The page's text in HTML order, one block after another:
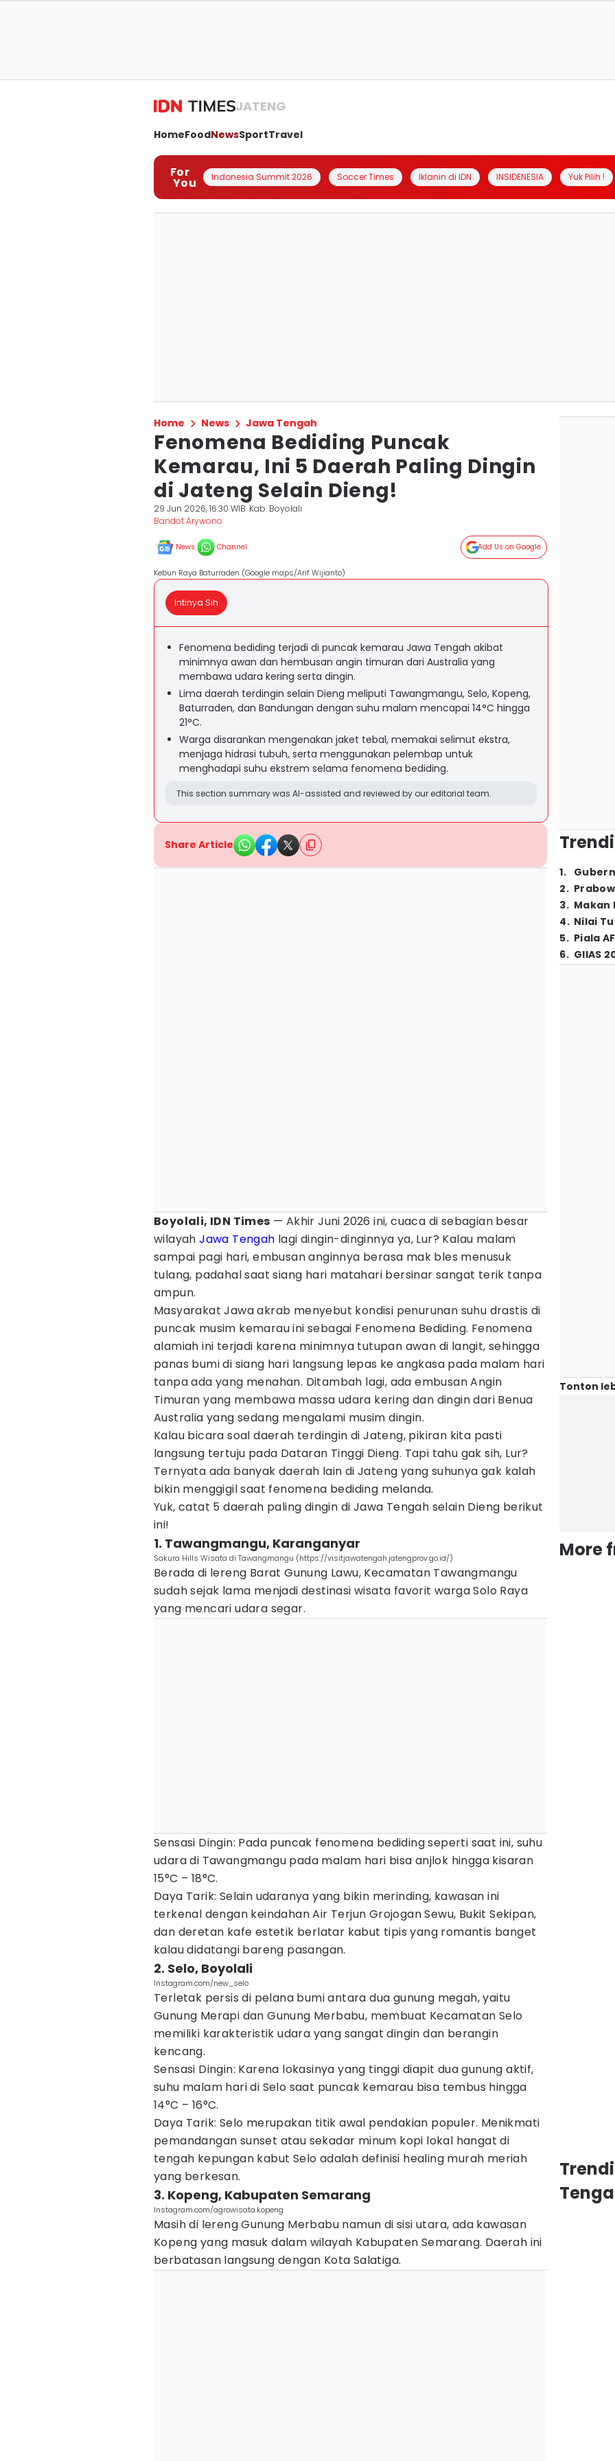
JATENG
HomeFoodNewsSportTravel
For
You Indonesia Summit 2026 Soccer Times Iklanin di IDN INSIDENESIA Yuk Pilih !
Home News Jawa Tengah
Fenomena Bediding Puncak
Kemarau, Ini 5 Daerah Paling Dingin
di Jateng Selain Dieng!
29 Jun 2026, 16:30 WIB Kab. Boyolali
Bandot Arywono
News Channel Add Us on Google
Kebun Raya Baturraden (Google maps/Arif Wijianto)
Intinya Sih
Fenomena bediding terjadi di puncak kemarau Jawa Tengah akibat
minimnya awan dan hembusan angin timuran dari Australia yang
membawa udara kering serta dingin.
Lima daerah terdingin selain Dieng meliputi Tawangmangu, Selo, Kopeng,
Baturraden, dan Bandungan dengan suhu malam mencapai 14°C hingga
21°C.
Warga disarankan mengenakan jaket tebal, memakai selimut ekstra,
menjaga hidrasi tubuh, serta menggunakan pelembap untuk
menghadapi suhu ekstrem selama fenomena bediding.
This section summary was AI-assisted and reviewed by our editorial team.
Share Article
Boyolali, IDN Times — Akhir Juni 2026 ini, cuaca di sebagian besar
wilayahJawa Tengah lagi dingin-dinginnya ya, Lur? Kalau malam
sampai pagi hari, embusan anginnya berasa mak bles menusuk
tulang, padahal saat siang hari matahari bersinar sangat terik tanpa
ampun.
Masyarakat Jawa akrab menyebut kondisi penurunan suhu drastis di
puncak musim kemarau ini sebagai Fenomena Bediding. Fenomena
alamiah ini terjadi karena minimnya tutupan awan di langit, sehingga
panas bumi di siang hari langsung lepas ke angkasa pada malam hari
tanpa ada yang menahan. Ditambah lagi, ada embusan Angin
Timuran yang membawa massa udara kering dan dingin dari Benua
Australia yang sedang mengalami musim dingin.
Kalau bicara soal daerah terdingin di Jateng, pikiran kita pasti
langsung tertuju pada Dataran Tinggi Dieng. Tapi tahu gak sih, Lur?
Ternyata ada banyak daerah lain di Jateng yang suhunya gak kalah
bikin menggigil saat fenomena bediding melanda.
Yuk, catat 5 daerah paling dingin di Jawa Tengah selain Dieng berikut
ini!
1. Tawangmangu, Karanganyar
Sakura Hills Wisata di Tawangmangu (https://visitjawatengah.jatengprov.go.id/)
Berada di lereng Barat Gunung Lawu, Kecamatan Tawangmangu
sudah sejak lama menjadi destinasi wisata favorit warga Solo Raya
yang mencari udara segar.
Sensasi Dingin: Pada puncak fenomena bediding seperti saat ini, suhu
udara di Tawangmangu pada malam hari bisa anjlok hingga kisaran
15°C – 18°C.
Daya Tarik: Selain udaranya yang bikin merinding, kawasan ini
terkenal dengan keindahan Air Terjun Grojogan Sewu, Bukit Sekipan,
dan deretan kafe estetik berlatar kabut tipis yang romantis banget
kalau didatangi bareng pasangan.
2. Selo, Boyolali
Instagram.com/new_selo
Terletak persis di pelana bumi antara dua gunung megah, yaitu
Gunung Merapi dan Gunung Merbabu, membuat Kecamatan Selo
memiliki karakteristik udara yang sangat dingin dan berangin
kencang.
Sensasi Dingin: Karena lokasinya yang tinggi diapit dua gunung aktif,
suhu malam hari di Selo saat puncak kemarau bisa tembus hingga
14°C – 16°C.
Daya Tarik: Selo merupakan titik awal pendakian populer. Menikmati
pemandangan sunset atau sekadar minum kopi lokal hangat di
tengah kepungan kabut Selo adalah definisi healing murah meriah
yang berkesan.
3. Kopeng, Kabupaten Semarang
Instagram.com/agrowisata.kopeng
Masih di lereng Gunung Merbabu namun di sisi utara, ada kawasan
Kopeng yang masuk dalam wilayah Kabupaten Semarang. Daerah ini
berbatasan langsung dengan Kota Salatiga.
1.
2.
3. Makan
4. Nilai
5. Piala
6. GIIAS
Tonton
More